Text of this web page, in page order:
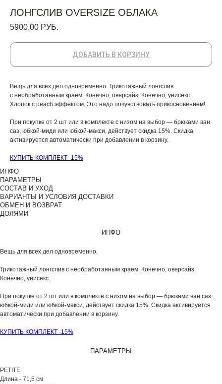
ЛОНГСЛИВ OVERSIZE ОБЛАКА
5900,00 РУБ.
ДОБАВИТЬ В КОРЗИНУ
Вещь для всех дел одновременно. Трикотажный лонгслив
с необработанным краем. Конечно, оверсайз. Конечно, унисекс.
Хлопок с peach эффектом. Это надо почувствовать прикосновением!
При покупке от 2 шт или в комплекте с низом на выбор — брюками ван
саз, юбкой-миди или юбкой-макси, действует скидка 15%. Скидка
активируется автоматически при добавлении в корзину.
КУПИТЬ КОМПЛЕКТ -15%
ИНФО
ПАРАМЕТРЫ
СОСТАВ И УХОД
ВАРИАНТЫ И УСЛОВИЯ ДОСТАВКИ
ОБМЕН И ВОЗВРАТ
ДОЛЯМИ
ИНФО
Вещь для всех дел одновременно.
Трикотажный лонгслив с необработанным краем. Конечно, оверсайз.
Конечно, унисекс.
При покупке от 2 шт или в комплекте с низом на выбор — брюками ван саз,
юбкой-миди или юбкой-макси, действует скидка 15%. Скидка активируется
автоматически при добавлении в корзину.
КУПИТЬ КОМПЛЕКТ -15%
ПАРАМЕТРЫ
PETITE:
Длина - 71,5 см